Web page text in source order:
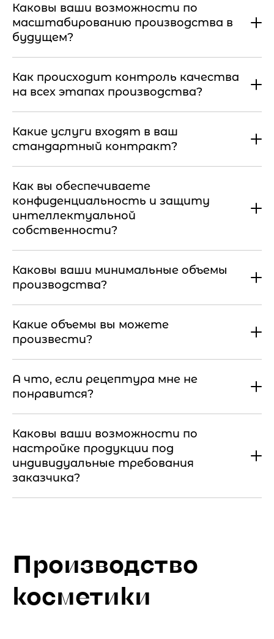
Каковы ваши возможности по
масштабированию производства в
будущем?
Как происходит контроль качества
на всех этапах производства?
Какие услуги входят в ваш
стандартный контракт?
Как вы обеспечиваете
конфиденциальность и защиту
интеллектуальной
собственности?
Каковы ваши минимальные объемы
производства?
Какие объемы вы можете
произвести?
А что, если рецептура мне не
понравится?
Каковы ваши возможности по
настройке продукции под
индивидуальные требования
заказчика?
Производство
косметики